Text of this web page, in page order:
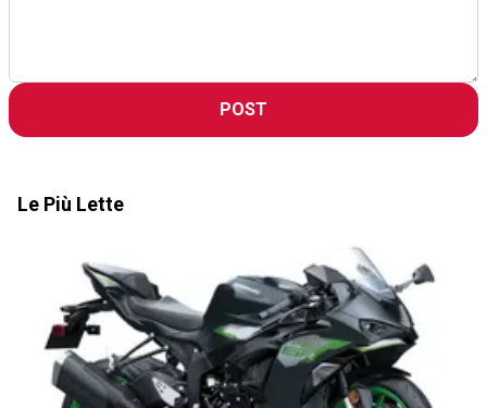
POST
Le Più Lette